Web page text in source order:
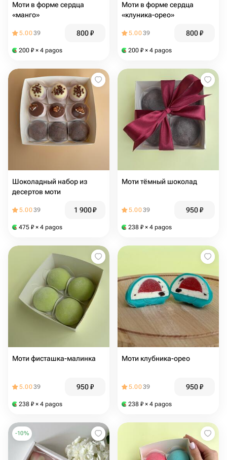
Моти в форме сердца
«манго»
5.0039 800₽
200 ₽ × 4 pagos
Моти в форме сердца
«клуника-орео»
5.0039 800₽
200 ₽ × 4 pagos
Шоколадный набор из
десертов моти
5.0039 1 900₽
475 ₽ × 4 pagos
Моти тёмный шоколад
5.0039 950₽
238 ₽ × 4 pagos
Моти фисташка-малинка
5.0039 950₽
238 ₽ × 4 pagos
Моти клубника-орео
5.0039 950₽
238 ₽ × 4 pagos
-10%